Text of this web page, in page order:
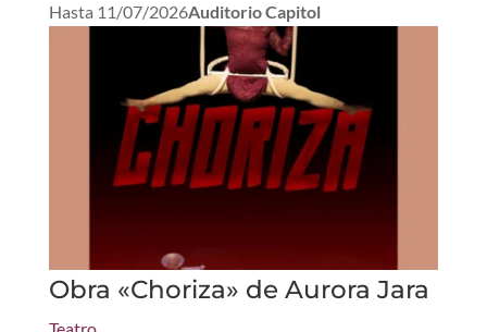
Hasta 11/07/2026Auditorio Capitol
Obra «Choriza» de Aurora Jara